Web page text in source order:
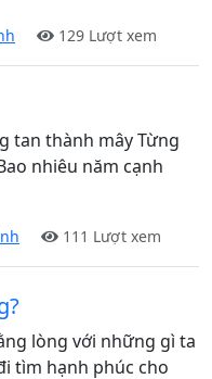
129 Lượt xem
tan thành mây Từng
nhiêu năm cạnh
111 Lượt xem
lòng với những gì ta
tìm hạnh phúc cho